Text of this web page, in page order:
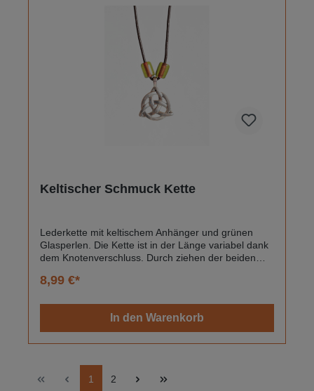
Teck info@hogenbejn.de
Keltischer Schmuck Kette
Lederkette mit keltischem Anhänger und grünen
Glasperlen. Die Kette ist in der Länge variabel dank
dem Knotenverschluss. Durch ziehen der beiden
/Irischer KnotenLänge variabel2 Glasperlen
8,99 €*
In den Warenkorb
1 2